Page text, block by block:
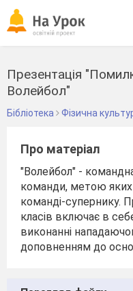
Презентація
Волейбол"
Бібліотека Фізична
Про матеріал
"Волейбол" -
команди, метою яких
команді-супернику.
класів включає в
виконанні
доповненням до